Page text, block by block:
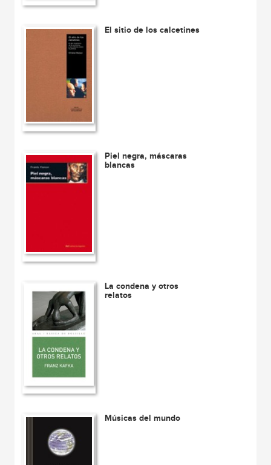
El sitio de los calcetines
Piel negra, máscaras
blancas
La condena y otros
relatos
Músicas del mundo